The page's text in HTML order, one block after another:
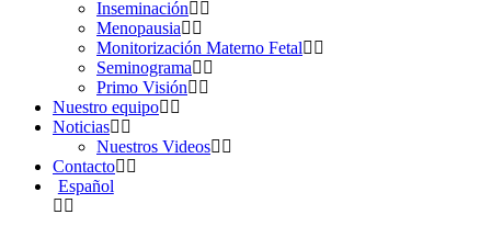
Inseminación
Menopausia
Monitorización Materno Fetal
Seminograma
Primo Visión
Nuestro equipo
Noticias
Nuestros Videos
Contacto
Español